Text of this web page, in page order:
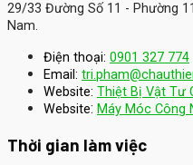
29/33 Đường Số 11 - Phường
Nam.
Điện thoại: 0901 327 774
Email:
Website: Thiệt Bị Vật Tư
Website: Máy Móc Công
Thời gian làm việc